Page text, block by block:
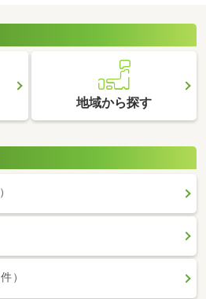
地域から探す
）